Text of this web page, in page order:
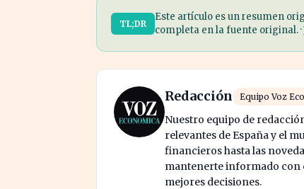
TL;DR
Este artículo es un resumen
completa en la fuente original. ·
Redacción Equipo Voz
Nuestro equipo de
relevantes de España y el
financieros hasta las
mantenerte informado con
mejores decisiones.